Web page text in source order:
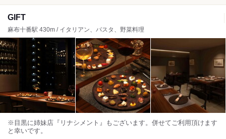
GIFT
麻布十番駅 430m / イタリアン、パスタ、野菜料理
※目黒に姉妹店『リナシメント』もございます。併せてご利用頂けます
と幸いです。